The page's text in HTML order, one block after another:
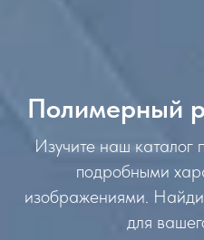
Полимерный
Изучите наш каталог
подробными
изображениями.
для